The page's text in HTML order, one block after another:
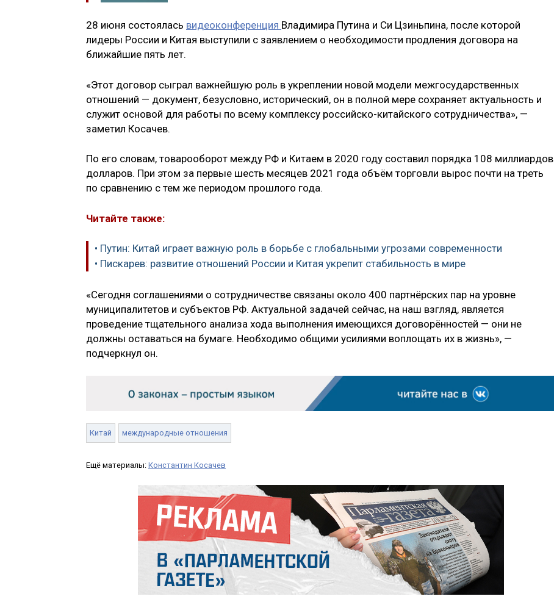
28 июня состоялась видеоконференция Владимира Путина и Си Цзиньпина, после которой
лидеры России и Китая выступили с заявлением о необходимости продления договора на
ближайшие пять лет.
«Этот договор сыграл важнейшую роль в укреплении новой модели межгосударственных
отношений — документ, безусловно, исторический, он в полной мере сохраняет актуальность и
служит основой для работы по всему комплексу российско-китайского сотрудничества», —
заметил Косачев.
По его словам, товарооборот между РФ и Китаем в 2020 году составил порядка 108 миллиардов
долларов. При этом за первые шесть месяцев 2021 года объём торговли вырос почти на треть
по сравнению с тем же периодом прошлого года.
Читайте также:
• Путин: Китай играет важную роль в борьбе с глобальными угрозами современности
• Пискарев: развитие отношений России и Китая укрепит стабильность в мире
«Сегодня соглашениями о сотрудничестве связаны около 400 партнёрских пар на уровне
муниципалитетов и субъектов РФ. Актуальной задачей сейчас, на наш взгляд, является
проведение тщательного анализа хода выполнения имеющихся договорённостей — они не
должны оставаться на бумаге. Необходимо общими усилиями воплощать их в жизнь», —
подчеркнул он.
Китай международные отношения
Ещё материалы: Константин Косачев